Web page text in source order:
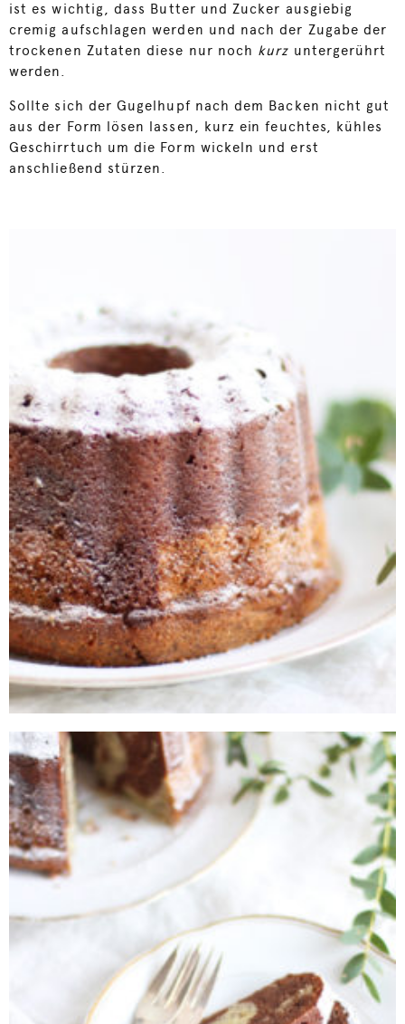
ist es wichtig, dass Butter und Zucker ausgiebig
cremig aufschlagen werden und nach der Zugabe der
trockenen Zutaten diese nur noch kurz untergerührt
werden.
Sollte sich der Gugelhupf nach dem Backen nicht gut
aus der Form lösen lassen, kurz ein feuchtes, kühles
Geschirrtuch um die Form wickeln und erst
anschließend stürzen.